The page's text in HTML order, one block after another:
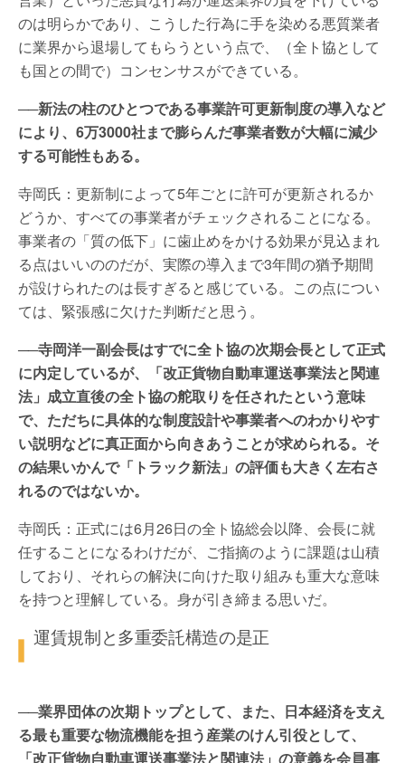
のは明らかであり、こうした行為に手を染める悪質業者
に業界から退場してもらうという点で、（全ト協として
も国との間で）コンセンサスができている。
──新法の柱のひとつである事業許可更新制度の導入など
により、6万3000社まで膨らんだ事業者数が大幅に減少
する可能性もある。
寺岡氏：更新制によって5年ごとに許可が更新されるか
どうか、すべての事業者がチェックされることになる。
事業者の「質の低下」に歯止めをかける効果が見込まれ
る点はいいののだが、実際の導入まで3年間の猶予期間
が設けられたのは長すぎると感じている。この点につい
ては、緊張感に欠けた判断だと思う。
──寺岡洋一副会長はすでに全ト協の次期会長として正式
に内定しているが、「改正貨物自動車運送事業法と関連
法」成立直後の全ト協の舵取りを任されたという意味
で、ただちに具体的な制度設計や事業者へのわかりやす
い説明などに真正面から向きあうことが求められる。そ
の結果いかんで「トラック新法」の評価も大きく左右さ
れるのではないか。
寺岡氏：正式には6月26日の全ト協総会以降、会長に就
任することになるわけだが、ご指摘のように課題は山積
しており、それらの解決に向けた取り組みも重大な意味
を持つと理解している。身が引き締まる思いだ。
運賃規制と多重委託構造の是正
──業界団体の次期トップとして、また、日本経済を支え
る最も重要な物流機能を担う産業のけん引役として、
「改正貨物自動車運送事業法と関連法」の意義を会員事